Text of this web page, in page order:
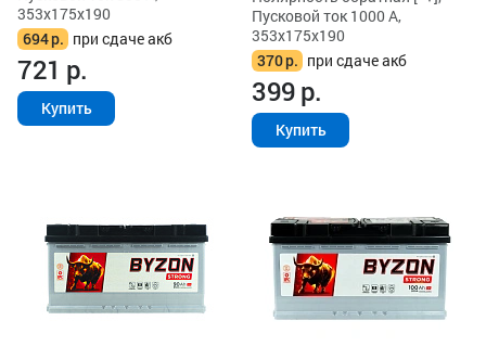
353x175x190
694р. при сдаче акб
721 р.
Купить
Пусковой ток 1000 А,
353x175x190
370р. при сдаче акб
399р.
Купить